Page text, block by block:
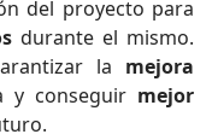
del proyecto para
durante el mismo.
la mejora
y conseguir mejor